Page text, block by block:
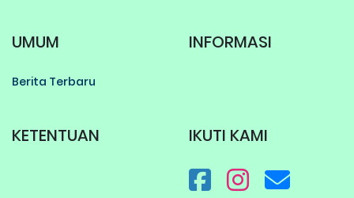
UMUM
Berita Terbaru
INFORMASI
KETENTUAN IKUTI KAMI